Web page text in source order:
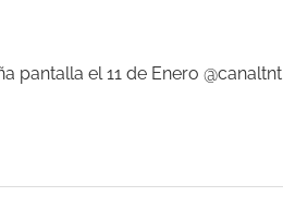
pantalla el 11 de Enero @canaltnt